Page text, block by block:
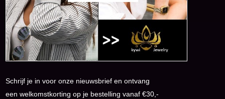
Schrijf je in voor onze nieuwsbrief en ontvang
een welkomstkorting op je bestelling vanaf €30,-